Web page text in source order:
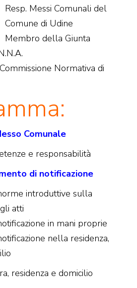
Resp. Messi Comunali del
Comune di Udine
Membro della Giunta
Normativa di
Comunale
e responsabilità
di notificazione
introduttive sulla
atti
in mani proprie
nella residenza,
residenza e domicilio